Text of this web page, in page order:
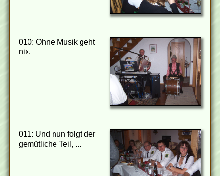
010: Ohne Musik geht
nix.
011: Und nun folgt der
gemütliche Teil, ...